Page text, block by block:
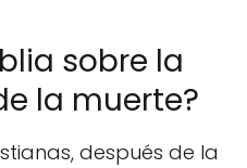
sobre la
la muerte?
después de la